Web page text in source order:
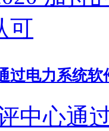
过电力系统